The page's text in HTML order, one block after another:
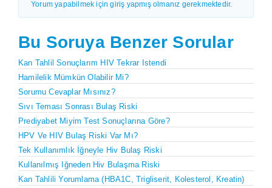
Yorum yapabilmek için giriş yapmış olmanız gerekmektedir.
Bu Soruya Benzer Sorular
Kan Tahlil Sonuçlarım HIV Tekrar Istendi
Hamilelik Mümkün Olabilir Mi?
Sorumu Cevaplar Mısınız?
Sıvı Teması Sonrası Bulaş Riski
Prediyabet Miyim Test Sonuçlarına Göre?
HPV Ve HIV Bulaş Riski Var Mı?
Tek Kullanımlık İğneyle Hiv Bulaş Riski
Kullanılmış Iğneden Hiv Bulaşma Riski
Kan Tahlili Yorumlama (HBA1C, Trigliserit, Kolesterol, Kreatin)